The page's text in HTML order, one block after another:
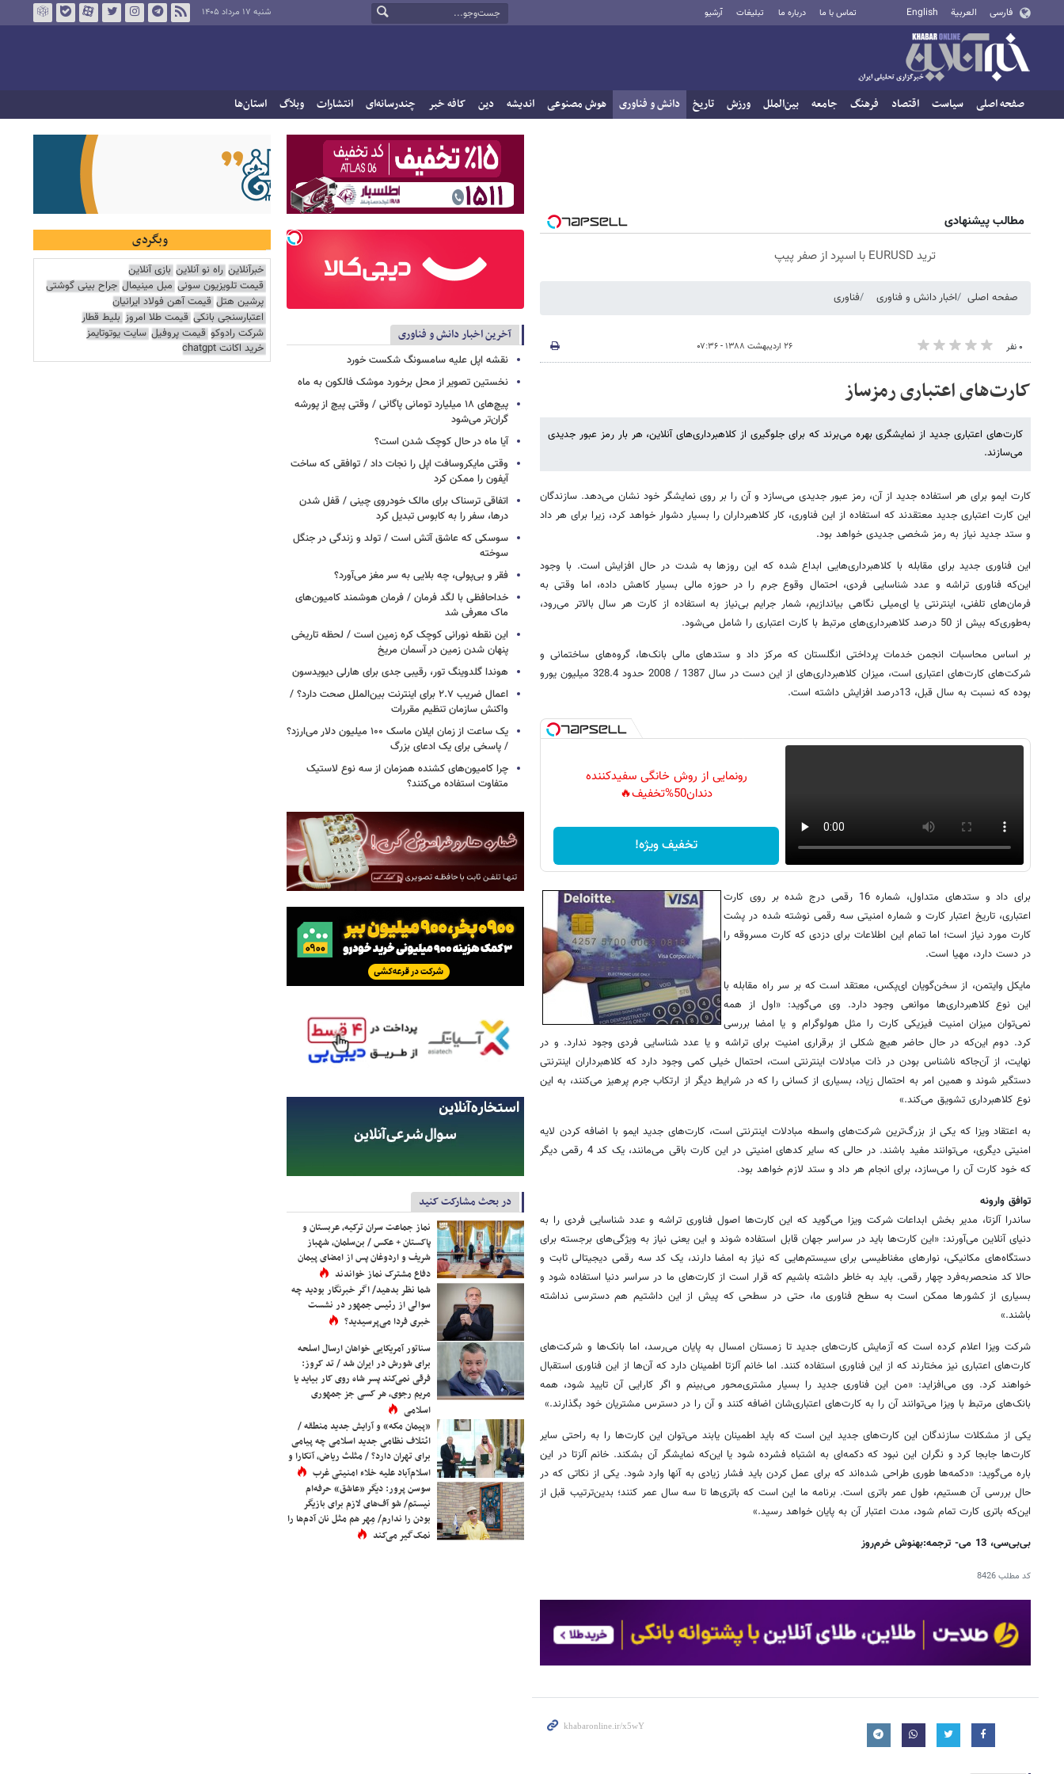
فارسی العربية English تماس با ما درباره ما تبلیغات آرشیو شنبه ۱۷ مرداد ۱۴۰۵
صفحه اصلی سیاست اقتصاد فرهنگ جامعه بین‌الملل ورزش تاریخ دانش و فناوری هوش مصنوعی اندیشه دین کافه خبر چندرسانه‌ای انتشارات وبلاگ استان‌ها
مطالب پیشنهادی
ترید EURUSD با اسپرد از صفر پیپ
صفحه اصلی اخبار دانش و فناوری فناوری
۰ نفر ۲۶ اردیبهشت ۱۳۸۸ - ۰۷:۳۶
کارت‌های اعتباری رمزساز
کارت‌های اعتباری جدید از نمایشگری بهره می‌برند که برای جلوگیری از کلاهبرداری‌های آنلاین، ‌هر بار رمز عبور جدیدی
می‌سازند.
کارت‌ ایمو برای هر استفاده جدید از آن، رمز عبور جدیدی می‌سازد و آن را بر روی نمایشگر خود نشان می‌دهد. سازندگان
این کارت اعتباری جدید معتقدند که استفاده از این فناوری، کار کلاهبرداران را بسیار دشوار خواهد کرد، زیرا برای هر داد
و ستد جدید نیاز به رمز شخصی جدیدی خواهد بود.
این فناوری جدید برای مقابله با کلاهبرداری‌هایی ابداع شده که این روزها به شدت در حال افزایش است. با وجود
این‌که فناوری تراشه‌ و عدد شناسایی فردی، احتمال وقوع جرم را در حوزه مالی بسیار کاهش داده، ‌اما وقتی به
فرمان‌های تلفنی،‌ اینترنتی یا ای‌میلی نگاهی بیاندازیم،‌ شمار جرایم بی‌نیاز به استفاده از کارت هر سال بالاتر می‌رود،
به‌طوری‌که بیش از 50 درصد کلاهبرداری‌های مرتبط با کارت اعتباری را شامل می‌شود.
بر اساس محاسبات انجمن خدمات پرداختی انگلستان که مرکز داد و ستدهای مالی بانک‌ها، گروه‌های ساختمانی و
شرکت‌های کارت‌های اعتباری است، میزان کلاهبرداری‌های از این دست در سال 1387 / 2008 حدود 328.4 میلیون یورو
بوده که نسبت به سال قبل، 13درصد افزایش داشته است.
رونمایی از روش خانگی سفیدکننده
دندان50%تخفیف🔥
تخفیف ویژه!
برای داد و ستدهای متداول، شماره 16 رقمی درج شده بر روی کارت
اعتباری، تاریخ اعتبار کارت و شماره امنیتی سه رقمی نوشته شده در پشت
کارت مورد نیاز است؛ اما ‌تمام این اطلاعات برای دزدی که کارت مسروقه را
در دست دارد،‌ مهیا است.
مایکل وایتمن، از سخن‌گویان ای‌پکس، معتقد است که بر سر راه مقابله با
این نوع کلاهبرداری‌ها موانعی وجود دارد. وی می‌گوید:‌ «اول از همه‌
نمی‌توان میزان امنیت فیزیکی کارت را مثل هولوگرام و یا امضا بررسی
کرد. دوم این‌که در حال حاضر هیچ شکلی از برقراری امنیت برای تراشه و یا عدد شناسایی فردی وجود ندارد. و در
نهایت، از آن‌جاکه ناشناس بودن در ذات مبادلات اینترنتی است، احتمال خیلی کمی وجود دارد که کلاهبرداران اینترنتی
دستگیر شوند و همین امر به احتمال زیاد، بسیاری از کسانی را که در شرایط دیگر از ارتکاب جرم پرهیز می‌کنند، به این
نوع کلاهبرداری تشویق می‌کند.»
به اعتقاد ویزا که یکی از بزرگ‌ترین شرکت‌های واسطه مبادلات اینترنتی است،‌ کارت‌های جدید ایمو با اضافه کردن لایه
امنیتی دیگری،‌ می‌توانند مفید باشند. در حالی که سایر کدهای امنیتی در این کارت باقی می‌مانند،‌ یک کد 4 رقمی دیگر
که خود کارت آن را می‌سازد، برای انجام هر داد و ستد لازم خواهد بود.
توافق وارونه
ساندرا آلزتا،‌ مدیر بخش ابداعات شرکت ویزا می‌گوید که این کارت‌ها اصول فناوری تراشه و عدد شناسایی فردی را به
دنیای آنلاین می‌آورند: «این کارت‌ها باید در سراسر جهان قابل استفاده شوند و این یعنی نیاز به ویژگی‌های برجسته برای
دستگاه‌های مکانیکی،‌ نوارهای مغناطیسی برای سیستم‌هایی که نیاز به امضا دارند،‌ یک کد سه رقمی دیجیتالی ثابت و
حالا کد منحصربه‌فرد چهار رقمی. باید به خاطر داشته باشیم که قرار است از کارت‌های ما در سراسر دنیا استفاده شود و
بسیاری از کشورها ممکن است به سطح فناوری ما، ‌حتی در سطحی که پیش از این داشتیم هم دسترسی نداشته
باشند.»
شرکت ویزا اعلام کرده است که آزمایش کارت‌های جدید تا زمستان امسال به پایان می‌رسد، اما بانک‌ها و شرکت‌های
کارت‌های اعتباری نیز مختارند که از این فناوری استفاده کنند. اما خانم آلزتا اطمینان دارد که آن‌ها از این فناوری استقبال
خواهند کرد. وی می‌افزاید: «من این فناوری جدید را بسیار مشتری‌محور می‌بینم و اگر کارایی آن تایید شود،‌ همه
بانک‌های مرتبط با ویزا می‌توانند آن را به کارت‌های اعتباری‌شان اضافه کنند و آن را در دسترس مشتریان خود بگذارند.»
یکی از مشکلات سازندگان این کارت‌های جدید این است که باید اطمینان یابند می‌توان این کارت‌ها را به راحتی سایر
کارت‌ها جابجا کرد و نگران این نبود که دکمه‌ای به اشتباه فشرده شود یا این‌که نمایشگر آن بشکند. خانم آلزتا در این
باره می‌گوید: «دکمه‌ها طوری طراحی شده‌اند که برای عمل کردن باید فشار زیادی به آنها وارد شود. یکی از نکاتی که در
حال بررسی آن هستیم، ‌طول عمر باتری است. برنامه ما این است که باتری‌ها تا سه سال عمر کنند؛ بدین‌ترتیب قبل از
این‌که باتری کارت تمام شود، مدت اعتبار آن به پایان خواهد رسید.»
بی‌بی‌سی،‌ 13 می- ترجمه:‌بهنوش خرم‌روز
کد مطلب8426
آخرین اخبار دانش و فناوری
نقشه اپل علیه سامسونگ شکست خورد
نخستین تصویر از محل برخورد موشک فالکون به ماه
پیچ‌های ۱۸ میلیارد تومانی پاگانی / وقتی پیچ از پورشه
گران‌تر می‌شود
آیا ماه در حال کوچک شدن است؟
وقتی مایکروسافت اپل را نجات داد / توافقی که ساخت
آیفون را ممکن کرد
اتفاقی ترسناک برای مالک خودروی چینی / قفل شدن
درها، سفر را به کابوس تبدیل کرد
سوسکی که عاشق آتش است / تولد و زندگی در جنگل
سوخته
فقر و بی‌پولی، چه بلایی به سر مغز می‌آورد؟
خداحافظی با لگد فرمان / فرمان هوشمند کامیون‌های
ماک معرفی شد
این نقطه نورانی کوچک کره زمین است / لحظه تاریخی
پنهان شدن زمین در آسمان مریخ
هوندا گلدوینگ تور، رقیبی جدی برای هارلی دیویدسون
اعمال ضریب ۲.۷ برای اینترنت بین‌الملل صحت دارد؟ /
واکنش سازمان تنظیم مقررات
یک ساعت از زمان ایلان ماسک ۱۰۰ میلیون دلار می‌ارزد؟
/ پاسخی برای یک ادعای بزرگ
چرا کامیون‌های کشنده همزمان از سه نوع لاستیک
متفاوت استفاده می‌کنند؟
در بحث مشارکت کنید
نماز جماعت سران ترکیه، عربستان و
پاکستان + عکس / بن‌سلمان، شهباز
شریف و اردوغان پس از امضای پیمان
دفاع مشترک نماز خواندند
شما نظر بدهید/ اگر خبرنگار بودید چه
سوالی از رئیس جمهور در نشست
خبری فردا می‌پرسیدید؟
سناتور آمریکایی خواهان ارسال اسلحه
برای شورش در ایران شد / تد کروز:
فرقی نمی‌کند پسر شاه روی کار بیاید یا
مریم رجوی، هر کسی جز جمهوری
اسلامی
«پیمان مکه» و آرایش جدید منطقه /
ائتلاف نظامی جدید اسلامی چه پیامی
برای تهران دارد؟ / مثلث ریاض، آنکارا و
اسلام‌آباد علیه خلاء امنیتی غرب
سوسن پرور: دیگر «عاشق» حرفه‌ام
نیستم/ شو آف‌های لازم برای بازیگر
بودن را ندارم/ مِهر هم مثل نان آدم‌ها را
نمک‌گیر می‌کند
وبگردی
خبرآنلاین راه نو آنلاین بازی آنلاین
قیمت تلویزیون سونی مبل مینیمال جراح بینی گوشتی
پرشین هتل قیمت آهن فولاد ایرانیان
اعتبارسنجی بانکی قیمت طلا امروز بلیط قطار
شرکت رادوکو قیمت پروفیل سایت یوتوتایمز
خرید اکانت chatgpt